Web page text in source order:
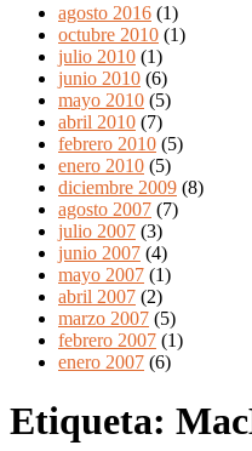
agosto 2016 (1)
octubre 2010 (1)
julio 2010 (1)
junio 2010 (6)
mayo 2010 (5)
abril 2010 (7)
febrero 2010 (5)
enero 2010 (5)
diciembre 2009 (8)
agosto 2007 (7)
julio 2007 (3)
junio 2007 (4)
mayo 2007 (1)
abril 2007 (2)
marzo 2007 (5)
febrero 2007 (1)
enero 2007 (6)
Etiqueta: